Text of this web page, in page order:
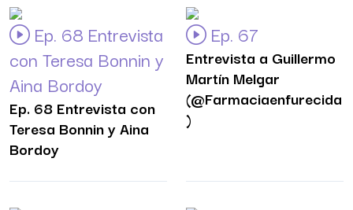
Ep. 68 Entrevista
con Teresa Bonnin y
Aina Bordoy
Ep. 68 Entrevista con
Teresa Bonnin y Aina
Bordoy
Ep. 67
Entrevista a Guillermo
Martín Melgar
(@Farmaciaenfurecida
)